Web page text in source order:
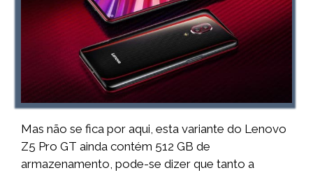
Mas não se fica por aqui, esta variante do Lenovo
Z5 Pro GT ainda contém 512 GB de
armazenamento, pode-se dizer que tanto a